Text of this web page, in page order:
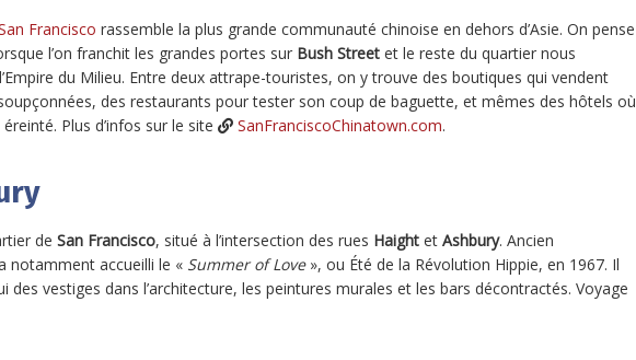
Francisco rassemble la plus grande communauté chinoise en dehors d’Asie. On pense
l’on franchit les grandes portes sur Bush Street et le reste du quartier nous
du Milieu. Entre deux attrape-touristes, on y trouve des boutiques qui vendent
des restaurants pour tester son coup de baguette, et mêmes des hôtels où
Plus d’infos sur le site
SanFranciscoChinatown.com.
de San Francisco, situé à l’intersection des rues Haight et Ashbury. Ancien
notamment accueilli le « Summer of Love», ou Été de la Révolution Hippie, en 1967. Il
des vestiges dans l’architecture, les peintures murales et les bars décontractés. Voyage